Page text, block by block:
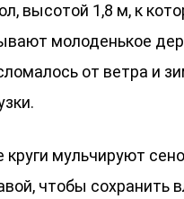
высотой 1,8 м, к
молоденькое
от ветра и
круги мульчируют
чтобы сохранить